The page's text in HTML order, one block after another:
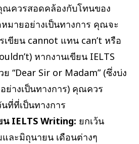
ควรสอดคล้องกับโทนของ
มายอย่างเป็นทางการ คุณจะ
ขียน cannot แทน can’t หรือ
หากงานเขียน IELTS
“Dear Sir or Madam” (ซึ่งบ่ง
ย่างเป็นทางการ) คุณควร
ที่ที่เป็นทางการ
น IELTS Writing: ยกเว้น
ละมิถุนายน เดือนต่างๆ